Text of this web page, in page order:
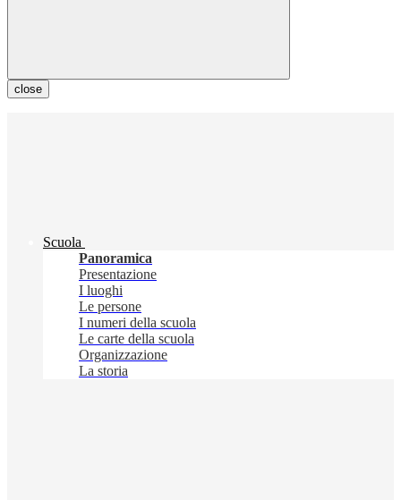
close
Scuola
Panoramica
Presentazione
I luoghi
Le persone
I numeri della scuola
Le carte della scuola
Organizzazione
La storia